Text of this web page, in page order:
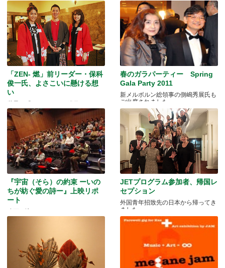
「ZEN- 燃」前リーダー・保科
俊一氏、よさこいに懸ける想
い
世界へ「よさこい」を発信していき
たい。
春のガラパーティー Spring
Gala Party 2011
新メルボルン総領事の側嶋秀展氏も
ご出席されました
『宇宙（そら）の約束 ーいの
ちが紡ぐ愛の詩ー』上映リポ
ート
映画に込められたメッセージとは ?!
JETプログラム参加者、帰国レ
セプション
外国青年招致先の日本から帰ってき
ました